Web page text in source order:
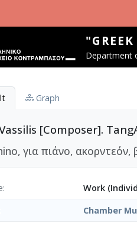
Department
Graph
[Composer].
για πιάνο, ακορντεόν,
Work
Chamber